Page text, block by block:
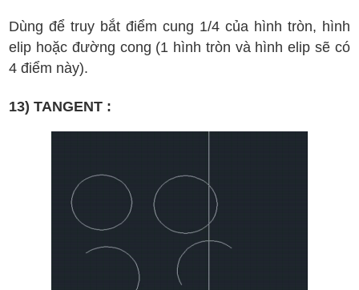
Dùngđể truy bắtđiểm cung 1/4 của hình tròn, hình
elip hoặc đường cong (1 hình tròn và hình elipsẽ có
4điểm này).
13) TANGENT :